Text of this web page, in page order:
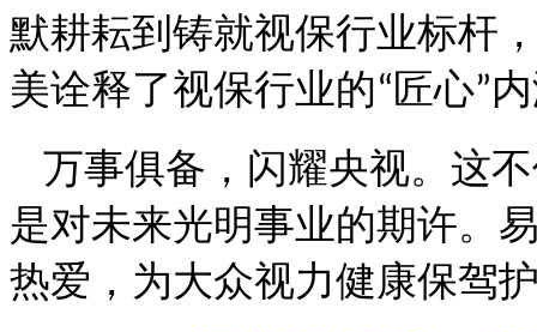
默耕耘到铸就视保行业标杆
美诠释了视保行业的“ 匠心”
万事俱备，闪耀央视。这
是对未来光明事业的期许。
热爱，为大众视力健康保驾